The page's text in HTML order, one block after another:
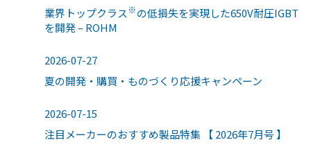
業界トップクラス※の低損失を実現した650V耐圧IGBT
を開発 – ROHM
2026-07-27
夏の開発・購買・ものづくり応援キャンペーン
2026-07-15
注目メーカーのおすすめ製品特集 【 2026年7月号 】